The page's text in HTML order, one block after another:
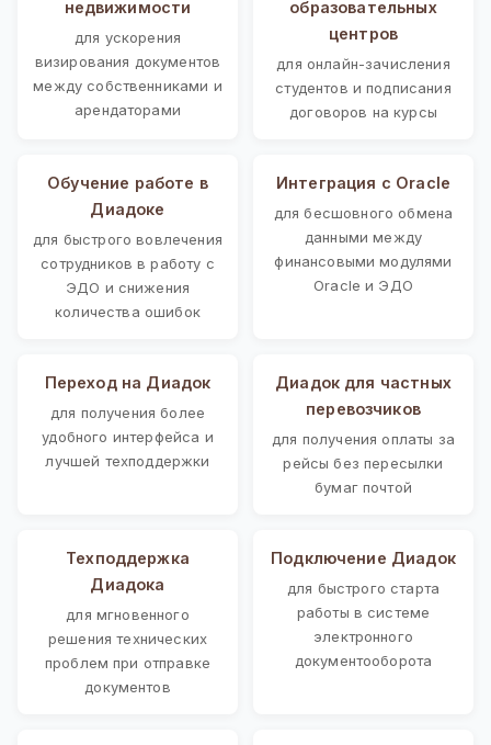
недвижимости
для ускорения
визирования документов
между собственниками и
арендаторами
образовательных
центров
для онлайн-зачисления
студентов и подписания
договоров на курсы
Обучение работе в
Диадоке
для быстрого вовлечения
сотрудников в работу с
ЭДО и снижения
количества ошибок
Интеграция с Oracle
для бесшовного обмена
данными между
финансовыми модулями
Oracle и ЭДО
Переход на Диадок
для получения более
удобного интерфейса и
лучшей техподдержки
Диадок для частных
перевозчиков
для получения оплаты за
рейсы без пересылки
бумаг почтой
Техподдержка
Диадока
для мгновенного
решения технических
проблем при отправке
документов
Подключение Диадок
для быстрого старта
работы в системе
электронного
документооборота